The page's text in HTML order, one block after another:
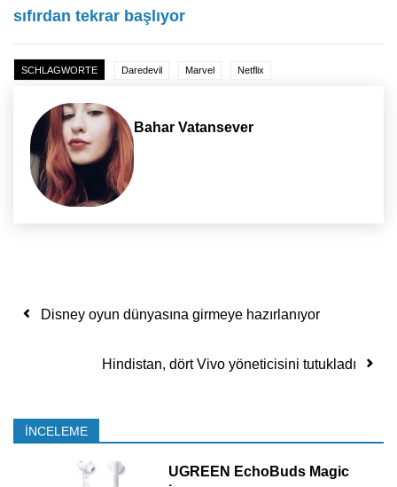
sıfırdan tekrar başlıyor
SCHLAGWORTE Daredevil Marvel Netflix
Bahar Vatansever
Yazı dolaşımı
Disney oyun dünyasına girmeye hazırlanıyor
Hindistan, dört Vivo yöneticisini tutukladı
İNCELEME
UGREEN EchoBuds Magic